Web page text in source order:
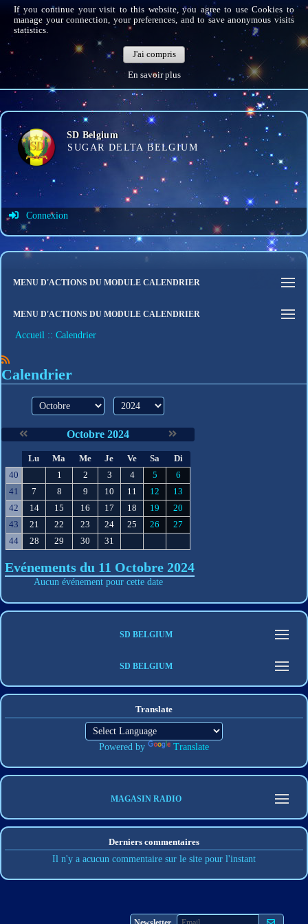
If you continue your visit to this website, you agree to use Cookies to
manage your connection, your preferences, and to save anonymous visits
statistics.
J'ai compris
En savoir plus
SD Belgium
SUGAR DELTA BELGIUM
Connexion
Identifiant de connexion
Mot de passe
Connexion auto
Connexion
SD BELGIUM
SD BELGIUM
MENU D'ACTIONS DU MODULE CALENDRIER
MENU D'ACTIONS DU MODULE CALENDRIER
Accueil Calendrier
Calendrier
mois année
Octobre 2024
e
Lu Ma Me Je Ve Sa
Di
40
1 2 3 4 5
6
41
7 8 9 10 11 12
13
42
14 15 16 17 18 19
20
43
21 22 23 24 25 26
27
44
28 29 30 31
Evénements du 11 Octobre 2024
Aucun événement pour cette date
Translate
Powered by Translate
MAGASIN RADIO
Derniers commentaires
Il n'y a acucun commentaire sur le site pour l'instant